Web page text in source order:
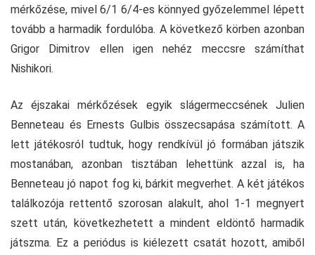
mérkőzése, mivel 6/1 6/4-es könnyed győzelemmel lépett
tovább a harmadik fordulóba. A következő körben azonban
Grigor Dimitrov ellen igen nehéz meccsre számíthat
Nishikori.
Az éjszakai mérkőzések egyik slágermeccsének Julien
Benneteau és Ernests Gulbis összecsapása számított. A
lett játékosról tudtuk, hogy rendkívül jó formában játszik
mostanában, azonban tisztában lehettünk azzal is, ha
Benneteau jó napot fog ki, bárkit megverhet. A két játékos
találkozója rettentő szorosan alakult, ahol 1-1 megnyert
szett után, következhetett a mindent eldöntő harmadik
játszma. Ez a periódus is kiélezett csatát hozott, amiből